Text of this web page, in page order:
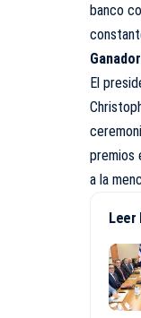
banco
El
premios
a la
Leer